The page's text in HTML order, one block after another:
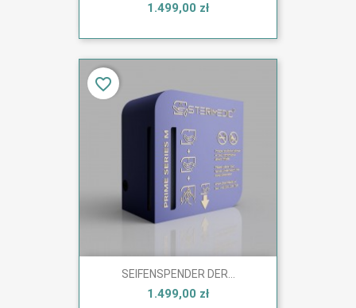
1.499,00 zł
SEIFENSPENDER DER...
1.499,00 zł
favorite_border